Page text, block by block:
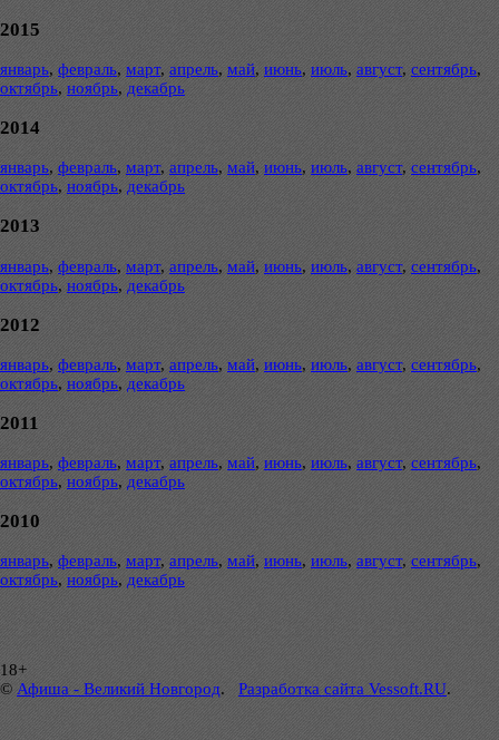
2015
январь, февраль, март, апрель, май, июнь, июль, август, сентябрь,
октябрь, ноябрь, декабрь
2014
январь, февраль, март, апрель, май, июнь, июль, август, сентябрь,
октябрь, ноябрь, декабрь
2013
январь, февраль, март, апрель, май, июнь, июль, август, сентябрь,
октябрь, ноябрь, декабрь
2012
январь, февраль, март, апрель, май, июнь, июль, август, сентябрь,
октябрь, ноябрь, декабрь
2011
январь, февраль, март, апрель, май, июнь, июль, август, сентябрь,
октябрь, ноябрь, декабрь
2010
январь, февраль, март, апрель, май, июнь, июль, август, сентябрь,
октябрь, ноябрь, декабрь
18+
© Афиша - Великий Новгород. Разработка сайта Vessoft.RU.